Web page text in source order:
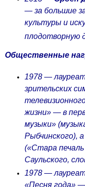
— за большие
культуры и
плодотворную
Общественные
1978 —
зрительских
жизни» — в
музыки»
Рыбчинского),
(«Стара
Саульского,
1978 —
«Песня года»